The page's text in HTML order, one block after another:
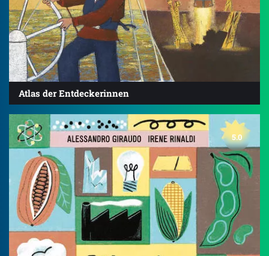
Atlas der Entdeckerinnen
5.0